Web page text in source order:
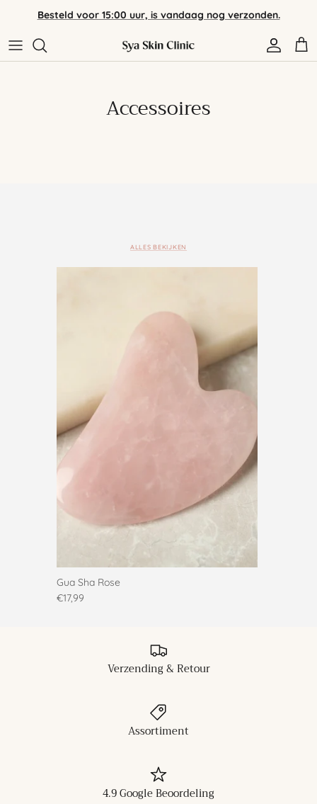
content
Besteld voor 15:00 uur, is vandaag nog verzonden.
Assortiment
Verzending & Retour
Accessoires
ALLES BEKIJKEN
Gua Sha Rose
€17,99
Verzending & Retour
Assortiment
4.9 Google Beoordeling